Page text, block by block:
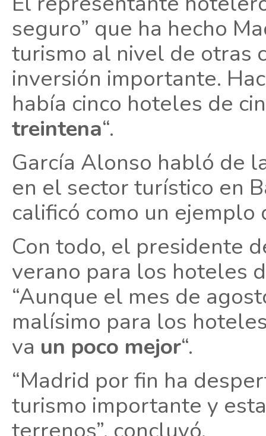
seguro” que ha hecho
turismo al nivel de otras
inversión importante.
había cinco hoteles de
treintena“.
García Alonso habló de
en el sector turístico en
calificó como un
Con todo, el presidente
verano para los hoteles
“Aunque el mes de
malísimo para los
va un poco mejor“.
“Madrid por fin ha
turismo importante y